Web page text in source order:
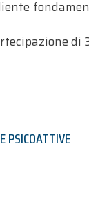
PSICOATTIVE